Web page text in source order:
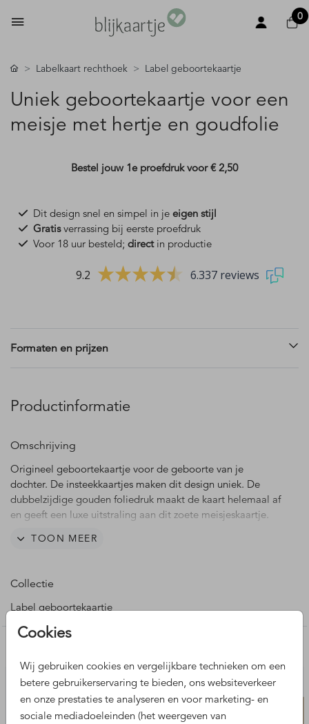
0
Cookies
Wij gebruiken cookies en vergelijkbare technieken om een
betere gebruikerservaring te bieden, ons websiteverkeer
en onze prestaties te analyseren en voor marketing- en
sociale mediadoeleinden (het weergeven van
Labelkaart rechthoek Label geboortekaartje
Uniek geboortekaartje voor een
meisje met hertje en goudfolie
Bestel jouw 1e proefdruk voor€ 2,50
Dit design snel en simpel in je eigen stijl
Gratisverrassing bij eerste proefdruk
Voor 18 uur besteld; directin productie
9.2 6.337 reviews
Formaten en prijzen
Productinformatie
Omschrijving
Origineel geboortekaartje voor de geboorte van je
dochter. De insteekkaartjes maken dit design uniek. De
dubbelzijdige gouden foliedruk maakt de kaart helemaal af
en geeft een luxe uitstraling aan dit zoete meisjeskaartje.
Op dit kaartje Faye een hoofdkaart met een
insteekkaartje met de babynaam van jullie dochter heeft
een mooie lila kleur en is in boogvorm. Extra bijzonder
een doorkijkje geeft naar de hoofdkaart. Op het kleine
Formaat geboortekaartje landschap: 11 x 17 cm
Formaat insteekkaart met geboortegegevens: 7,5 x 13,5 cm
Formaat labeltje met hertje: 6,5 x 6,5 cm
TOON MEER
Collectie
Label geboortekaartje